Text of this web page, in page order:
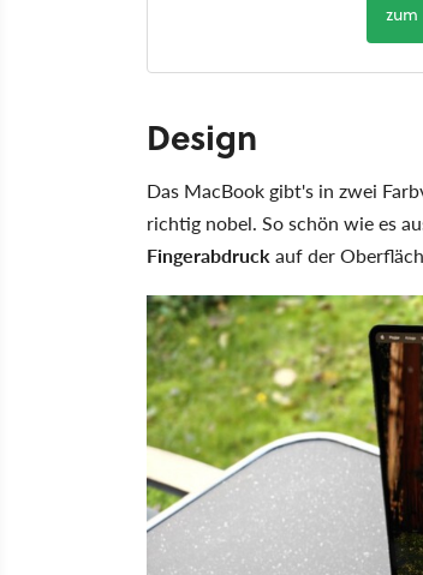
zum
Design
Das MacBook gibt's in zwei
richtig nobel. So schön wie es
Fingerabdruckauf der